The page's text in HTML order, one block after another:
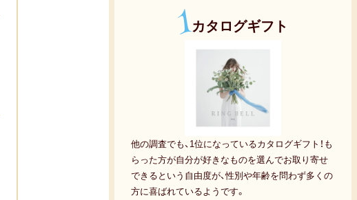
1カタログギフト
他の調査でも、1位になっているカタログギフト！も
らった方が自分が好きなものを選んでお取り寄せ
できるという自由度が、性別や年齢を問わず多くの
方に喜ばれているようです。